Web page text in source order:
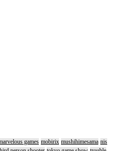
games mobirix mushihimesama nis